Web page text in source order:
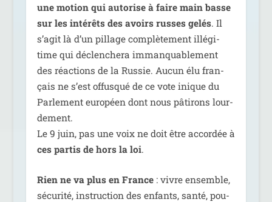
une motion qui auto­rise à faire main basse
sur les inté­rêts des avoirs russes gelés. Il
s’a­git là d’un pillage com­plè­te­ment illé­gi­
time qui déclen­che­ra imman­qua­ble­ment
des réac­tions de la Russie. Aucun élu fran­
çais ne s’est offus­qué de ce vote inique du
Parlement euro­péen dont nous pâti­rons lour­
de­ment.
Le 9 juin, pas une voix ne doit être accor­dée à
ces par­tis de hors la loi.
Rien ne va plus en France: vivre ensemble,
sécu­ri­té, ins­truc­tion des enfants, san­té, pou­